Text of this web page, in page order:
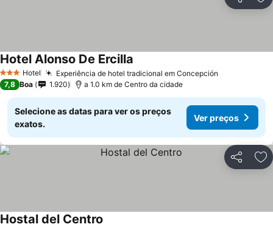
Partilhar
3 EstrelasHotel Experiência de hotel tradicional em Concepción
Hotel Alonso De Ercilla
7,8 Boa 1.920 a 1.0 km de Centro da cidade
Selecione as datas para ver os preços
exatos.
Ver preços
Partilhar
Hostal del Centro